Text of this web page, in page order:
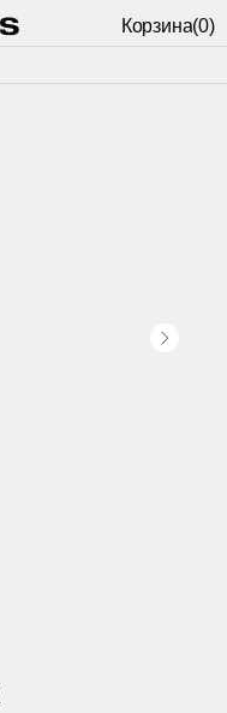
Корзина(0)